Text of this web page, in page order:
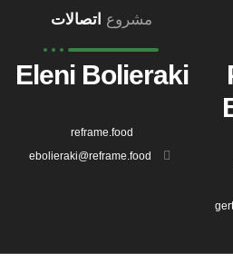
مشروع اتصالات
Eleni Bolieraki
reframe.food
ebolieraki@reframe.food